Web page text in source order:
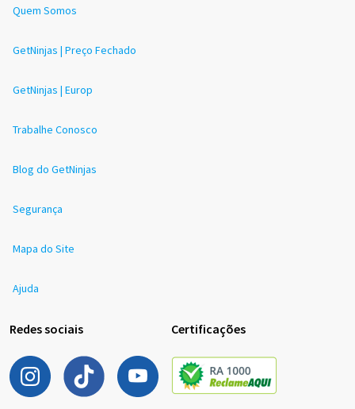
Quem Somos
GetNinjas | Preço Fechado
GetNinjas | Europ
Trabalhe Conosco
Blog do GetNinjas
Segurança
Mapa do Site
Ajuda
Redes sociais Certificações